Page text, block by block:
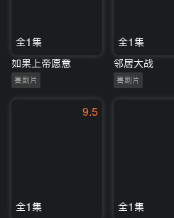
全1集
如果上帝愿意
喜剧片
全1集
邻居大战
喜剧片
9.5
全1集
全1集